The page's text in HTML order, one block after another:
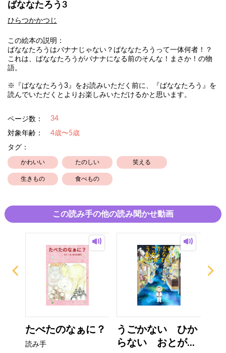
ばななたろう3
ひらつかかつじ
この絵本の説明：
ばななたろうはバナナじゃない？ばななたろうって一体何者！？
これは、ばななたろうがバナナになる前のそんな！まさか！の物
語。
※『ばななたろう3』をお読みいただく前に、『ばななたろう』を
読んでいただくとよりお楽しみいただけるかと思います。
ページ数： 34
対象年齢：
4歳〜5歳
タグ：
かわいい たのしい 笑える
生きもの 食べもの
この読み手の他の読み聞かせ動画
たべたのなぁに？
読み手
うごかない ひか
らない おとが...